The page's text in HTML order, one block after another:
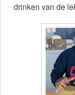
drinken van de